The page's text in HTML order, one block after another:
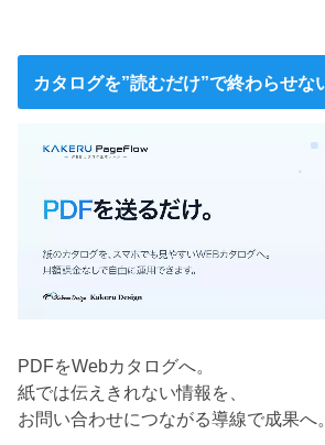
カタログを”読むだけ”で終わらせな
PDFをWebカタログへ。
紙では伝えきれない情報を、
お問い合わせにつながる導線で成果へ。